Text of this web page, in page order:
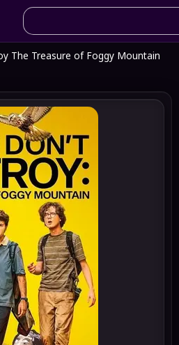
The Treasure of Foggy Mountain